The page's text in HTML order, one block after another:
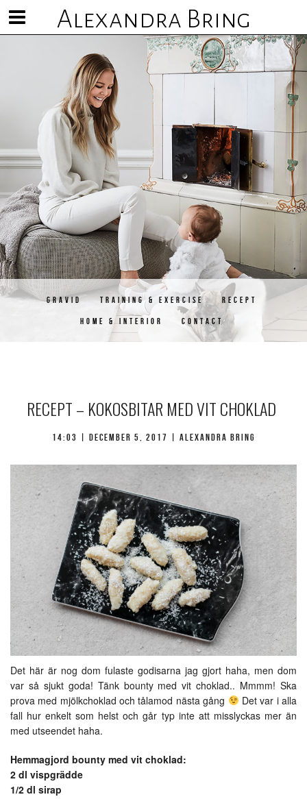
Alexandra Bring
Visa/göm
meny
GRAVID TRAINING & EXERCISE RECEPT
HOME & INTERIOR CONTACT
RECEPT – KOKOSBITAR MED VIT CHOKLAD
14:03 | december 5, 2017 | Alexandra Bring
Det här är nog dom fulaste godisarna jag gjort haha, men dom
var så sjukt goda! Tänk bounty med vit choklad.. Mmmm! Ska
prova med mjölkchoklad och tålamod nästa gång
Det var i alla
fall hur enkelt som helst och går typ inte att misslyckas mer än
med utseendet haha.
Hemmagjord bounty med vit choklad:
2 dl vispgrädde
1/2 dl sirap